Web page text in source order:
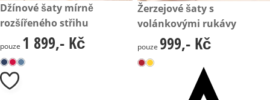
1 899,- Kč
Džínové šaty mírně
rozšířeného střihu
1 899,- Kč
pouze 1 899,- Kč
999,- Kč
Žerzejové šaty s
volánkovými rukávy
999,- Kč
pouze 999,- Kč